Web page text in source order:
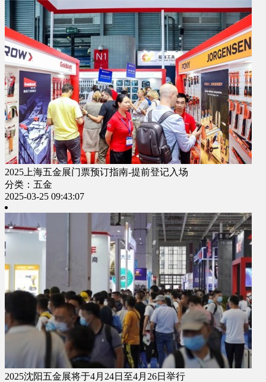
2025上海五金展门票预订指南-提前登记入场
分类：五金
2025-03-25 09:43:07
2025沈阳五金展将于4月24日至4月26日举行